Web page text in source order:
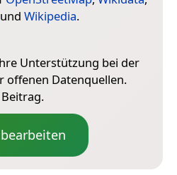
und Wikipedia.
Unterstützung bei der
offenen Datenquellen.